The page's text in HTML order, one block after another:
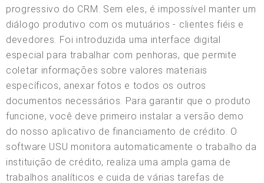
progressivo do CRM. Sem eles, é impossível manter um
diálogo produtivo com os mutuários - clientes fiéis e
devedores. Foi introduzida uma interface digital
especial para trabalhar com penhoras, que permite
coletar informações sobre valores materiais
específicos, anexar fotos e todos os outros
documentos necessários. Para garantir que o produto
funcione, você deve primeiro instalar a versão demo
do nosso aplicativo de financiamento de crédito. O
software USU monitora automaticamente o trabalho da
instituição de crédito, realiza uma ampla gama de
trabalhos analíticos e cuida de várias tarefas de